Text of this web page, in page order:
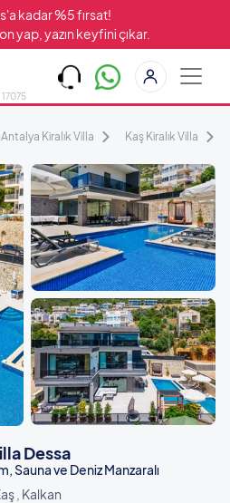
kadar %5 fırsat!
yap, yazın keyfini çıkar.
17075
Antalya Kiralık Villa Kaş Kiralık Villa
Dessa
Sauna ve Deniz Manzaralı
, Kalkan